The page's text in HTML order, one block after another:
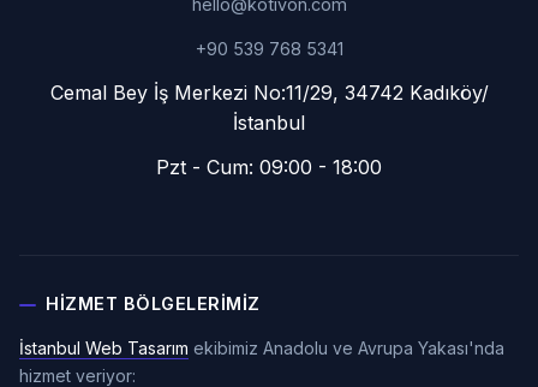
hello@kotivon.com
+90 539 768 5341
Cemal Bey İş Merkezi No:11/29, 34742 Kadıköy/
İstanbul
Pzt - Cum: 09:00 - 18:00
HIZMET BÖLGELERIMIZ
İstanbul Web Tasarım ekibimiz Anadolu ve Avrupa Yakası'nda
hizmet veriyor: